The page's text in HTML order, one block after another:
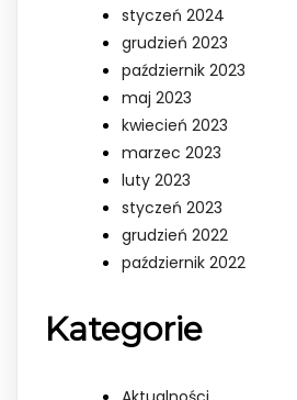
styczeń 2024
grudzień 2023
październik 2023
maj 2023
kwiecień 2023
marzec 2023
luty 2023
styczeń 2023
grudzień 2022
październik 2022
Kategorie